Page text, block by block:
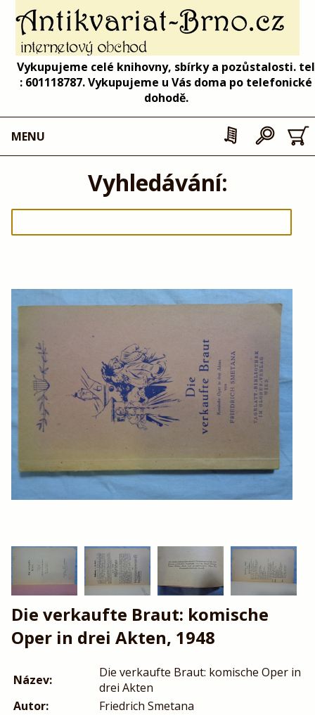
Vykupujeme celé knihovny, sbírky a pozůstalosti. tel
: 601118787. Vykupujeme u Vás doma po telefonické
dohodě.
MENU
Vyhledávání:
Die verkaufte Braut: komische
Oper in drei Akten, 1948
Název:
Die verkaufte Braut: komische Oper in
drei Akten
Autor:
Friedrich Smetana